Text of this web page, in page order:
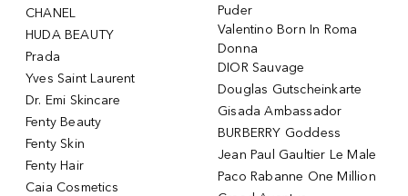
CHANEL
HUDA BEAUTY
Prada
Yves Saint Laurent
Dr. Emi Skincare
Fenty Beauty
Fenty Skin
Fenty Hair
Caia Cosmetics
Puder
Valentino Born In Roma
Donna
DIOR Sauvage
Douglas Gutscheinkarte
Gisada Ambassador
BURBERRY Goddess
Jean Paul Gaultier Le Male
Paco Rabanne One Million